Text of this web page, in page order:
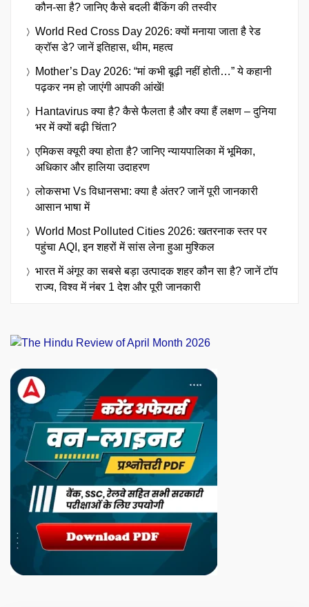
कौन-सा है? जानिए कैसे बदली बैंकिंग की तस्वीर
World Red Cross Day 2026: क्यों मनाया जाता है रेड
क्रॉस डे? जानें इतिहास, थीम, महत्व
Mother’s Day 2026: “मां कभी बूढ़ी नहीं होती…” ये कहानी
पढ़कर नम हो जाएंगी आपकी आंखें!
Hantavirus क्या है? कैसे फैलता है और क्या हैं लक्षण – दुनिया
भर में क्यों बढ़ी चिंता?
एमिकस क्यूरी क्या होता है? जानिए न्यायपालिका में भूमिका,
अधिकार और हालिया उदाहरण
लोकसभा Vs विधानसभा: क्या है अंतर? जानें पूरी जानकारी
आसान भाषा में
World Most Polluted Cities 2026: खतरनाक स्तर पर
पहुंचा AQI, इन शहरों में सांस लेना हुआ मुश्किल
भारत में अंगूर का सबसे बड़ा उत्पादक शहर कौन सा है? जानें टॉप
राज्य, विश्व में नंबर 1 देश और पूरी जानकारी